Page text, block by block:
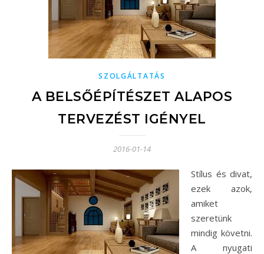
SZOLGÁLTATÁS
A BELSŐÉPÍTÉSZET ALAPOS
TERVEZÉST IGÉNYEL
2016-01-14
Stílus és divat,
ezek azok,
amiket
szeretünk
mindig követni.
A nyugati